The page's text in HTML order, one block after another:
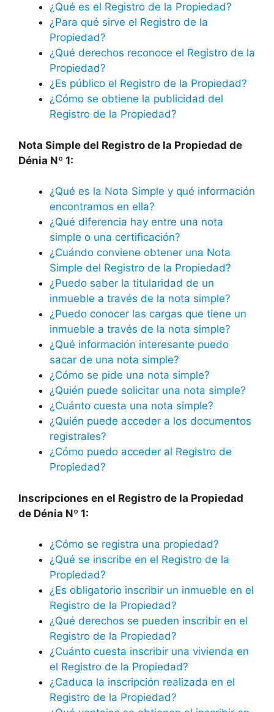
¿Qué es el Registro de la Propiedad?
¿Para qué sirve el Registro de la
Propiedad?
¿Qué derechos reconoce el Registro de la
Propiedad?
¿Es público el Registro de la Propiedad?
¿Cómo se obtiene la publicidad del
Registro de la Propiedad?
Nota Simple del Registro de la Propiedad de
Dénia Nº 1:
¿Qué es la Nota Simple y qué información
encontramos en ella?
¿Qué diferencia hay entre una nota
simple o una certificación?
¿Cuándo conviene obtener una Nota
Simple del Registro de la Propiedad?
¿Puedo saber la titularidad de un
inmueble a través de la nota simple?
¿Puedo conocer las cargas que tiene un
inmueble a través de la nota simple?
¿Qué información interesante puedo
sacar de una nota simple?
¿Cómo se pide una nota simple?
¿Quién puede solicitar una nota simple?
¿Cuánto cuesta una nota simple?
¿Quién puede acceder a los documentos
registrales?
¿Cómo puedo acceder al Registro de
Propiedad?
Inscripciones en el Registro de la Propiedad
de Dénia Nº 1:
¿Cómo se registra una propiedad?
¿Qué se inscribe en el Registro de la
Propiedad?
¿Es obligatorio inscribir un inmueble en el
Registro de la Propiedad?
¿Qué derechos se pueden inscribir en el
Registro de la Propiedad?
¿Cuánto cuesta inscribir una vivienda en
el Registro de la Propiedad?
¿Caduca la inscripción realizada en el
Registro de la Propiedad?